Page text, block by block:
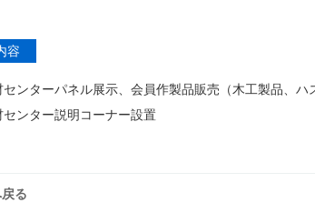
容
ンターパネル展示、会員作製品販売（木工製品、
センター説明コーナー設置
る